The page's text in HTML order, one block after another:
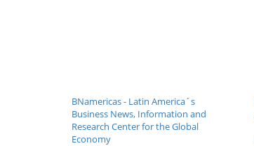
BNamericas - Latin America´s
Business News, Information and
Research Center for the Global
Economy